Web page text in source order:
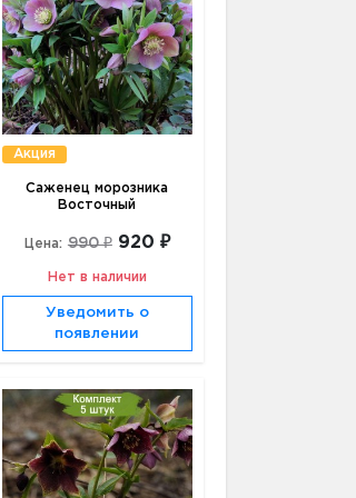
Акция
Саженец морозника
Восточный
Цена: 990 ₽ 920 ₽
Нет в наличии
Уведомить о
появлении